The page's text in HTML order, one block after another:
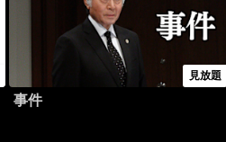
見放題
事件